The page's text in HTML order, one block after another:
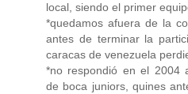
local, siendo el primer
*quedamos afuera de la
antes de terminar la
caracas de venezuela
*no respondió en el 2004
de boca juniors, quines